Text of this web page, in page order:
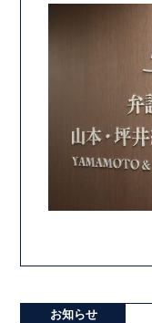
お知らせ